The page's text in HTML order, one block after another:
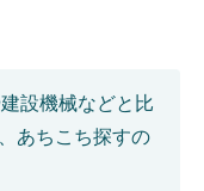
設機械などと比
あちこち探すの